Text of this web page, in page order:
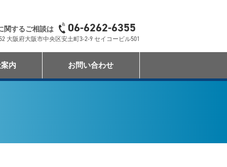
関するご相談は 06-6262-6355
大阪府大阪市中央区安土町3-2-9 セイコービル501
内 お問い合わせ